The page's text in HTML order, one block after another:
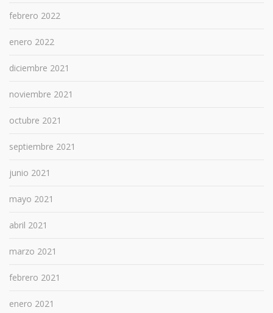
febrero 2022
enero 2022
diciembre 2021
noviembre 2021
octubre 2021
septiembre 2021
junio 2021
mayo 2021
abril 2021
marzo 2021
febrero 2021
enero 2021